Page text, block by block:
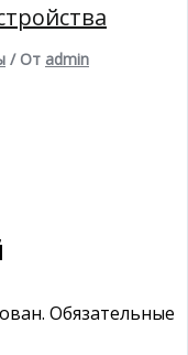
/ От admin
Обязательные